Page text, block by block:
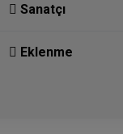
Sanatçı
Eklenme